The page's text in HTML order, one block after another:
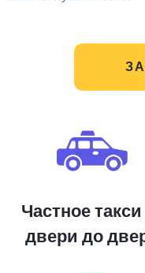
Частное такси
двери до